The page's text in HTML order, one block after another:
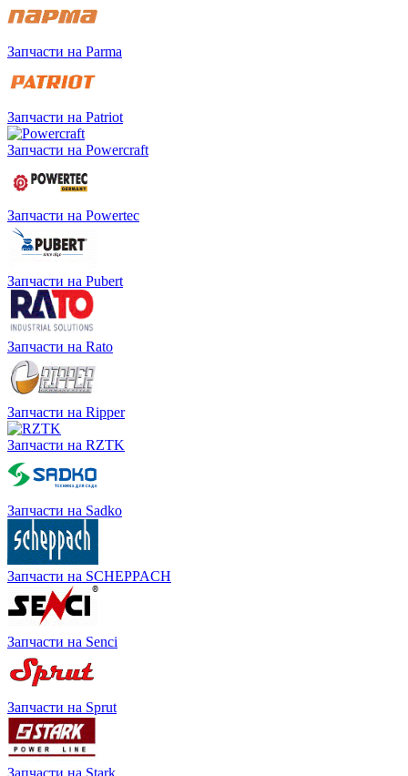
Запчасти на Parma
Запчасти на Patriot
Запчасти на Powercraft
Запчасти на Powertec
Запчасти на Pubert
Запчасти на Rato
Запчасти на Ripper
Запчасти на RZTK
Запчасти на Sadko
Запчасти на SCHEPPACH
Запчасти на Senci
Запчасти на Sprut
Запчасти на Stark